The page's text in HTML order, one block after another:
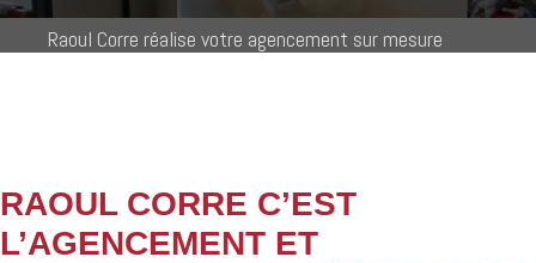
Raoul Corre réalise votre agencement sur mesure
RAOUL CORRE C’EST
L’AGENCEMENT ET